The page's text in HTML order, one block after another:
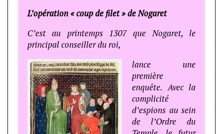
L’opération « coup de filet » de Nogaret
C’est au printemps 1307 que Nogaret, le
principal conseiller du roi,
lance une
première
enquête. Avec la
complicité
d’espions au sein
de l’Ordre du